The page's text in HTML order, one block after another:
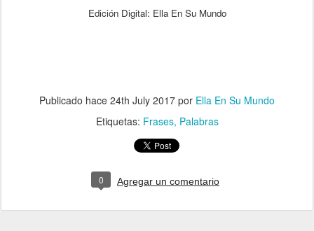
Edición Digital: Ella En Su Mundo
Publicado hace 24th July 2017 por Ella En Su Mundo
Etiquetas: Frases Palabras
0 Agregar un comentario